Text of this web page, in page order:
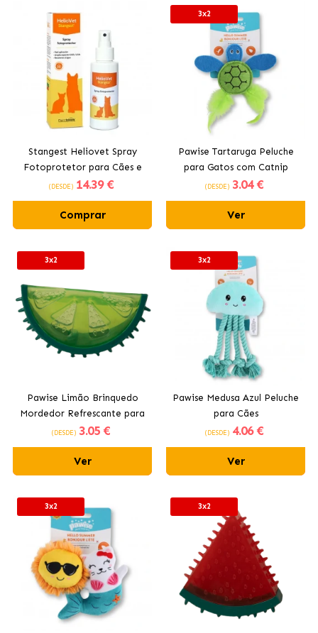
Stangest Heliovet Spray
Fotoprotetor para Cães e
Gatos FPS 50
(DESDE) 14.39 €
Comprar
3x2
Pawise Tartaruga Peluche
para Gatos com Catnip
(DESDE) 3.04 €
Ver
3x2
Pawise Limão Brinquedo
Mordedor Refrescante para
Cães 12 cm
(DESDE) 3.05 €
Ver
3x2
Pawise Medusa Azul Peluche
para Cães
(DESDE) 4.06 €
Ver
3x2 3x2